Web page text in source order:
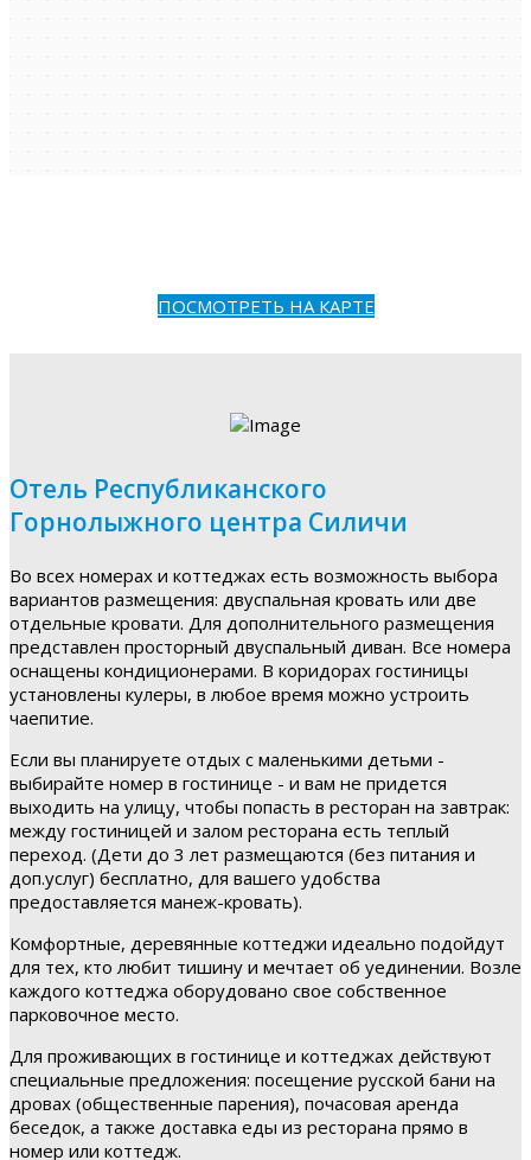
ПОСМОТРЕТЬ НА КАРТЕ
Отель Республиканского
Горнолыжного центра Силичи
Во всех номерах и коттеджах есть возможность выбора
вариантов размещения: двуспальная кровать или две
отдельные кровати. Для дополнительного размещения
представлен просторный двуспальный диван. Все номера
оснащены кондиционерами. В коридорах гостиницы
установлены кулеры, в любое время можно устроить
чаепитие.
Если вы планируете отдых с маленькими детьми -
выбирайте номер в гостинице - и вам не придется
выходить на улицу, чтобы попасть в ресторан на завтрак:
между гостиницей и залом ресторана есть теплый
переход. (Дети до 3 лет размещаются (без питания и
доп.услуг) бесплатно, для вашего удобства
предоставляется манеж-кровать).
Комфортные, деревянные коттеджи идеально подойдут
для тех, кто любит тишину и мечтает об уединении. Возле
каждого коттеджа оборудовано свое собственное
парковочное место.
Для проживающих в гостинице и коттеджах действуют
специальные предложения: посещение русской бани на
дровах (общественные парения), почасовая аренда
беседок, а также доставка еды из ресторана прямо в
номер или коттедж.